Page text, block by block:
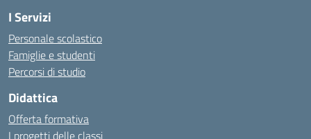
I Servizi
Personale scolastico
Famiglie e studenti
Percorsi di studio
Didattica
Offerta formativa
I progetti delle classi